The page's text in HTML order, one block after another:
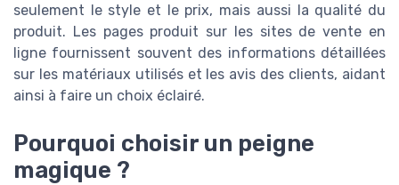
seulement le style et le prix, mais aussi la qualité du
produit. Les pages produit sur les sites de vente en
ligne fournissent souvent des informations détaillées
sur les matériaux utilisés et les avis des clients, aidant
ainsi à faire un choix éclairé.
Pourquoi choisir un peigne
magique ?